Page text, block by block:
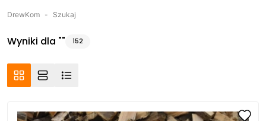
DrewKom - Szukaj
Wyniki dla "" 152